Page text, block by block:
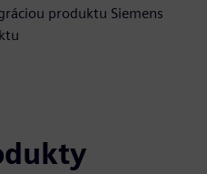
produktu Siemens